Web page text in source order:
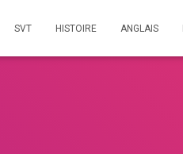
SVT HISTOIRE ANGLAIS